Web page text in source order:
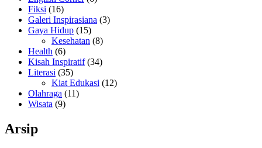
Fiksi (16)
Galeri Inspirasiana (3)
Gaya Hidup (15)
Kesehatan (8)
Health (6)
Kisah Inspiratif(34)
Literasi (35)
Kiat Edukasi (12)
Olahraga (11)
Wisata (9)
Arsip